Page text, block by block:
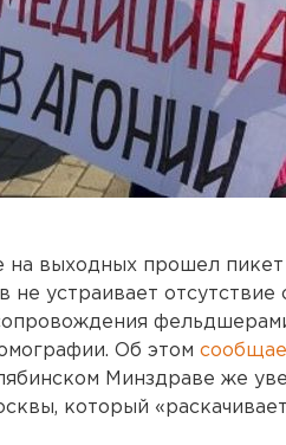
на выходных прошел пикет
не устраивает
Об этом
Минздраве же
который